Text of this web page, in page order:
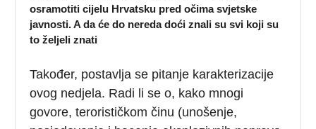
osramotiti cijelu Hrvatsku pred očima svjetske
javnosti. A da će do nereda doći znali su svi koji su
to željeli znati
Također, postavlja se pitanje karakterizacije
ovog nedjela. Radi li se o, kako mnogi
govore, terorističkom činu (unošenje,